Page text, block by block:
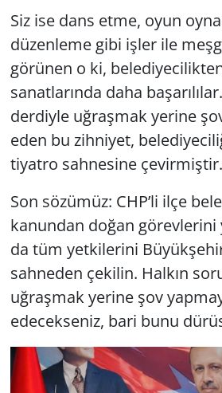
Siz ise dans etme, oyun
düzenleme gibi işler ile
görünen o ki,
sanatlarında daha
derdiyle uğraşmak yerine
eden bu zihniyet,
tiyatro sahnesine çevirmiştir.
Son sözümüz: CHP’li ilçe
kanundan doğan görevlerini
da tüm yetkilerini
sahneden çekilin. Halkın
uğraşmak yerine şov
edecekseniz, bari bunu